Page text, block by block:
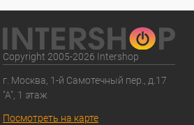
Copyright 2005-2026 Intershop
г. Москва, 1-й Самотечный пер., д.17
"А", 1 этаж
Посмотреть на карте